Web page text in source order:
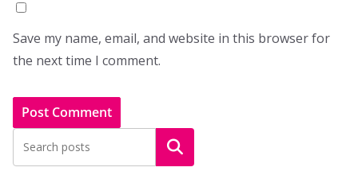
Save my name, email, and website in this browser for
the next time I comment.
Search